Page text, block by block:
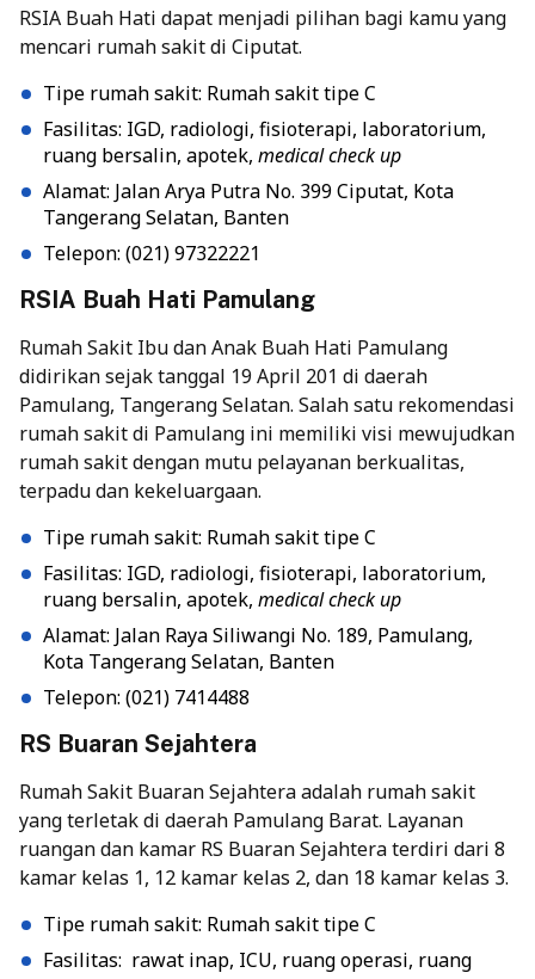
RSIA Buah Hati dapat menjadi pilihan bagi kamu yang
mencari rumah sakit di Ciputat.
Tipe rumah sakit: Rumah sakit tipe C
Fasilitas: IGD, radiologi, fisioterapi, laboratorium,
ruang bersalin, apotek, medical check up
Alamat: Jalan Arya Putra No. 399 Ciputat, Kota
Tangerang Selatan, Banten
Telepon: (021) 97322221
RSIA Buah Hati Pamulang
Rumah Sakit Ibu dan Anak Buah Hati Pamulang
didirikan sejak tanggal 19 April 201 di daerah
Pamulang, Tangerang Selatan. Salah satu rekomendasi
rumah sakit di Pamulang ini memiliki visi mewujudkan
rumah sakit dengan mutu pelayanan berkualitas,
terpadu dan kekeluargaan.
Tipe rumah sakit: Rumah sakit tipe C
Fasilitas: IGD, radiologi, fisioterapi, laboratorium,
ruang bersalin, apotek, medical check up
Alamat: Jalan Raya Siliwangi No. 189, Pamulang,
Kota Tangerang Selatan, Banten
Telepon: (021) 7414488
RS Buaran Sejahtera
Rumah Sakit Buaran Sejahtera adalah rumah sakit
yang terletak di daerah Pamulang Barat. Layanan
ruangan dan kamar RS Buaran Sejahtera terdiri dari 8
kamar kelas 1, 12 kamar kelas 2, dan 18 kamar kelas 3.
Tipe rumah sakit: Rumah sakit tipe C
Fasilitas: rawat inap, ICU, ruang operasi, ruang